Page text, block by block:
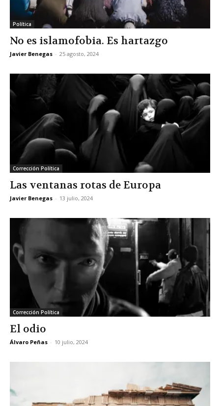
Política
No es islamofobia. Es hartazgo
Javier Benegas - 25 agosto, 2024
Corrección Política
Las ventanas rotas de Europa
Javier Benegas - 13 julio, 2024
Corrección Política
El odio
Álvaro Peñas - 10 julio, 2024